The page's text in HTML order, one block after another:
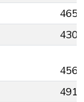
465
430
456
491